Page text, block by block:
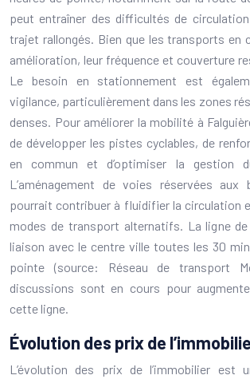
peut entraîner des difficultés de
trajet rallongés. Bien que les transports en
amélioration, leur fréquence et couverture
Le besoin en stationnement est
vigilance, particulièrement dans les zones
denses. Pour améliorer la mobilité à
de développer les pistes cyclables, de
en commun et d’optimiser la gestion
L’aménagement de voies réservées
pourrait contribuer à fluidifier la circulation
modes de transport alternatifs. La ligne
liaison avec le centre ville toutes les 30
pointe (source: Réseau de transport
discussions sont en cours pour
cette ligne.
Évolution des prix de
L’évolution des prix de l’immobilier est